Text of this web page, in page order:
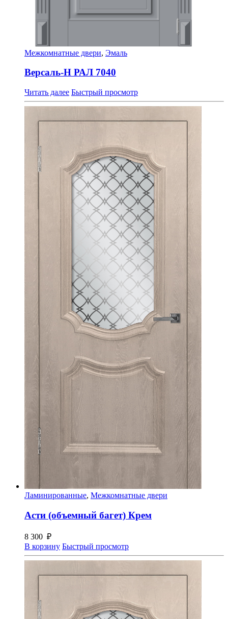
Межкомнатные двери, Эмаль
Версаль-Н РАЛ 7040
Читать далее Быстрый просмотр
Ламинированные, Межкомнатные двери
Асти (объемный багет) Крем
8 300 ₽
В корзину Быстрый просмотр